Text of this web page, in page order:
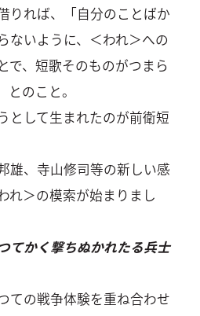
りれば、「自分のことばか
ないように、＜われ＞への
で、短歌そのものがつまら
のこと。
として生まれたのが前衛短
雄、寺山修司等の新しい感
れ＞の模索が始まりまし
てかく撃ちぬかれたる兵士
ての戦争体験を重ね合わせ